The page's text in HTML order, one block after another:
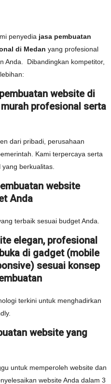
penyedia jasa pembuatan
di Medan yang profesional
Anda. Dibandingkan kompetitor,
website di
profesional serta
dari pribadi, perusahaan
Kami terpercaya serta
berkualitas.
website
Anda
terbaik sesuai budget Anda.
elegan, profesional
di gadget (mobile
sesuai konsep
terkini untuk menghadirkan
website yang
untuk memperoleh website dan
website Anda dalam 3